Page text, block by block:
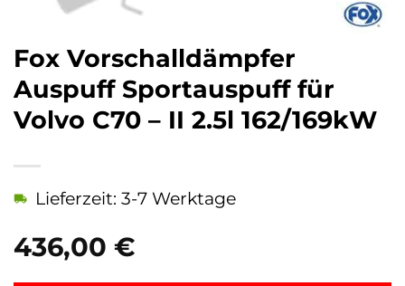
Fox Vorschalldämpfer
Auspuff Sportauspuff für
Volvo C70 – II 2.5l 162/169kW
436,00 €
Lieferzeit: 3-7 Werktage